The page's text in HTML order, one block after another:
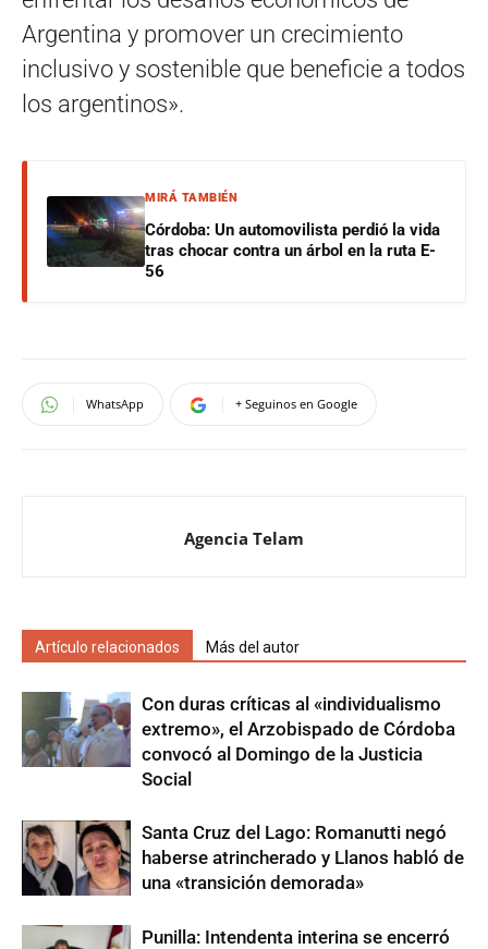
Argentina y promover un crecimiento
inclusivo y sostenible que beneficie a todos
los argentinos».
MIRÁ TAMBIÉN
Córdoba: Un automovilista perdió la vida
tras chocar contra un árbol en la ruta E-
56
WhatsApp + Seguinos en Google
Agencia Telam
Artículo relacionados Más del autor
Con duras críticas al «individualismo
extremo», el Arzobispado de Córdoba
convocó al Domingo de la Justicia
Social
Santa Cruz del Lago: Romanutti negó
haberse atrincherado y Llanos habló de
una «transición demorada»
Punilla: Intendenta interina se encerró